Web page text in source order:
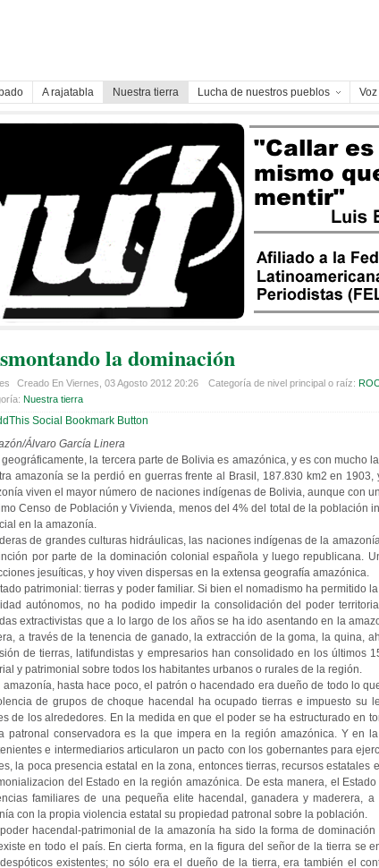
A rajatabla Nuestra tierra Lucha de nuestros pueblos
la dominación
Creado En Viernes, 03 Agosto 2012 20:26 Categoría de nivel principal o raíz:
Nuestra tierra
Álvaro García Linera
geográficamente, la tercera parte de Bolivia es amazónica, y es con mucho
amazonía se la perdió en guerras frente al Brasil, 187.830 km2 en
viven el mayor número de naciones indígenas de Bolivia, aunque con
Censo de Población y Vivienda, menos del 4% del total de la población
en la amazonía.
de grandes culturas hidráulicas, las naciones indígenas de la
por parte de la dominación colonial española y luego republicana.
jesuíticas, y hoy viven dispersas en la extensa geografía amazónica.
patrimonial: tierras y poder familiar. Si bien el nomadismo ha permitido
autónomos, no ha podido impedir la consolidación del poder
extractivistas que a lo largo de los años se ha ido asentando en la
a través de la tenencia de ganado, la extracción de la goma, la quina,
de tierras, latifundistas y empresarios han consolidado en los últimos
y patrimonial sobre todos los habitantes urbanos o rurales de la región.
amazonía, hasta hace poco, el patrón o hacendado era dueño de todo lo
de grupos de choque hacendal ha ocupado tierras e impuesto su
de los alrededores. En la medida en que el poder se ha estructurado en
patronal conservadora es la que impera en la región amazónica. Y en
e intermediarios articularon un pacto con los gobernantes para
la poca presencia estatal en la zona, entonces tierras, recursos
del Estado en la región amazónica. De esta manera, el
familiares de una pequeña elite hacendal, ganadera y maderera,
con la propia violencia estatal su propiedad patronal sobre la población.
poder hacendal-patrimonial de la amazonía ha sido la forma de
en todo el país. En cierta forma, en la figura del señor de la tierra se
existentes; no sólo era el dueño de la tierra, era también el